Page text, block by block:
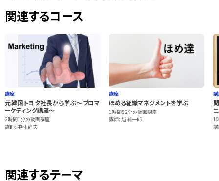
関連するコース
講座
元韓国トヨタ社長から学ぶ～プロマ
ーケティング講座～
2時間1分の動画講座
講師: 中林 尚夫
講座
ほめる組織マネジメントを学ぶ
1時間52分の動画講座
講師: 越 純一郎
1
講
関連するテーマ